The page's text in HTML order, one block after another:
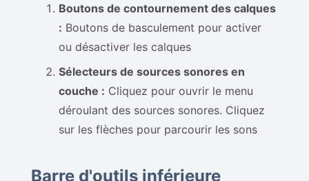
Boutons de contournement des calques
: Boutons de basculement pour activer
ou désactiver les calques
Sélecteurs de sources sonores en
couche : Cliquez pour ouvrir le menu
déroulant des sources sonores. Cliquez
sur les flèches pour parcourir les sons
Barre d'outils inférieure